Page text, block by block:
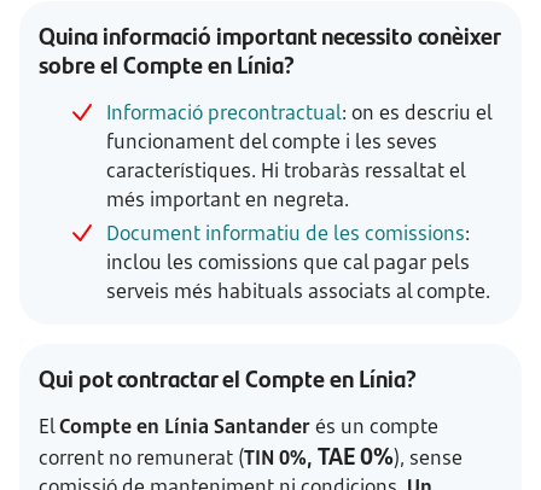
Quina informació important necessito conèixer
sobre el Compte en Línia?
Informació precontractual: on es descriu el
funcionament del compte i les seves
característiques. Hi trobaràs ressaltat el
més important en negreta.
Document informatiu de les comissions:
inclou les comissions que cal pagar pels
serveis més habituals associats al compte.
Qui pot contractar el Compte en Línia?
ElCompte en Línia Santanderés un compte
corrent no remunerat (TIN 0%, TAE 0%), sense